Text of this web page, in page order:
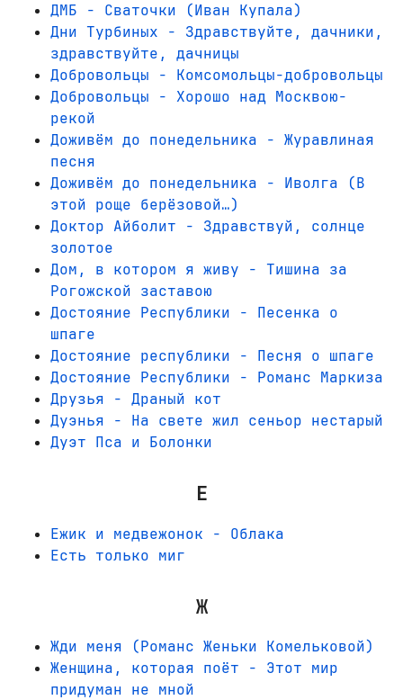
ДМБ - Сваточки (Иван Купала)
Дни Турбиных - Здравствуйте, дачники,
здравствуйте, дачницы
Добровольцы - Комсомольцы-добровольцы
Добровольцы - Хорошо над Москвою-
рекой
Доживём до понедельника - Журавлиная
песня
Доживём до понедельника - Иволга (В
этой роще берёзовой…)
Доктор Айболит - Здравствуй, солнце
золотое
Дом, в котором я живу - Тишина за
Рогожской заставою
Достояние Республики - Песенка о
шпаге
Достояние республики - Песня о шпаге
Достояние Республики - Романс Маркиза
Друзья - Драный кот
Дуэнья - На свете жил сеньор нестарый
Дуэт Пса и Болонки
Е
Ежик и медвежонок - Облака
Есть только миг
Ж
Жди меня (Романс Женьки Комельковой)
Женщина, которая поёт - Этот мир
придуман не мной